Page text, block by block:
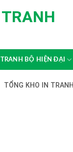
TRANH BỘ HIỆN ĐẠI
TỔNG KHO IN